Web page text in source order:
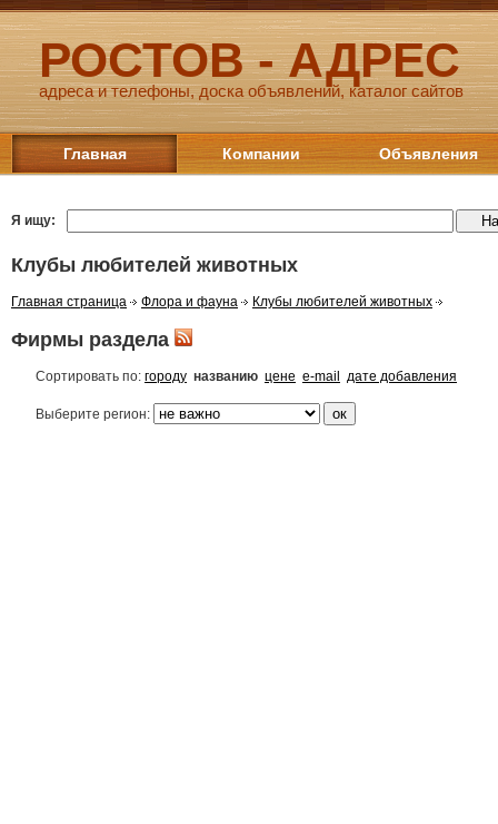
РОСТОВ - АДРЕС
адреса и телефоны, доска объявлений, каталог сайтов
Главная Компании Объявления
Я ищу:
Клубы любителей животных
Главная страница Флора и фауна Клубы любителей животных
Фирмы раздела
Сортировать по: городу названию цене e-mail дате добавления
Выберите регион: